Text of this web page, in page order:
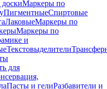
Маркеры по
ПигментныеCпиртовые
ЛаковыеМаркеры по
Маркеры по
и
Текстовыделители
для
Пасты и гелиРазбавители и